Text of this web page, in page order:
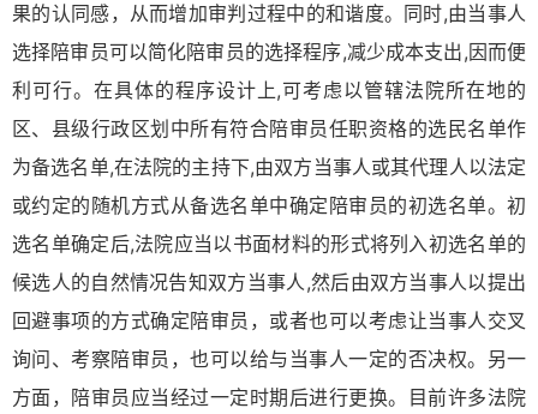
果的认同感，从而增加审判过程中的和谐度。同时,由当事人
选择陪审员可以简化陪审员的选择程序,减少成本支出,因而便
利可行。在具体的程序设计上,可考虑以管辖法院所在地的
区、县级行政区划中所有符合陪审员任职资格的选民名单作
为备选名单,在法院的主持下,由双方当事人或其代理人以法定
或约定的随机方式从备选名单中确定陪审员的初选名单。初
选名单确定后,法院应当以书面材料的形式将列入初选名单的
候选人的自然情况告知双方当事人,然后由双方当事人以提出
回避事项的方式确定陪审员，或者也可以考虑让当事人交叉
询问、考察陪审员，也可以给与当事人一定的否决权。另一
方面，陪审员应当经过一定时期后进行更换。目前许多法院